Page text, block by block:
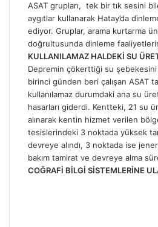
ASAT grupları, tek bir tık sesini
aygıtlar kullanarak Hatay’da
ediyor. Gruplar, arama kurtarma
doğrultusunda dinleme
KULLANILAMAZ HALDEKİ SU
Depremin çökerttiği su
birinci günden beri çalışan ASAT
kullanılamaz durumdaki ana su
hasarları giderdi. Kentteki, 21 su
alınarak kentin hizmet verilen
tesislerindeki 3 noktada yüksek
devreye alındı, 3 noktada ise
bakım tamirat ve devreye alma
COĞRAFİ BİLGİ SİSTEMLERİNE